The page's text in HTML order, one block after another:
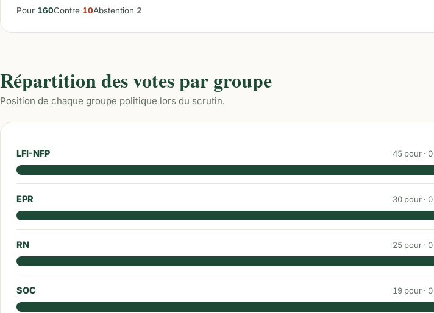
Pour 160Contre 10Abstention 2
Répartition des votes par groupe
Position de chaque groupe politique lors du scrutin.
LFI-NFP 45 pour · 0
EPR 30 pour · 0
RN 25 pour · 0
SOC 19 pour · 0